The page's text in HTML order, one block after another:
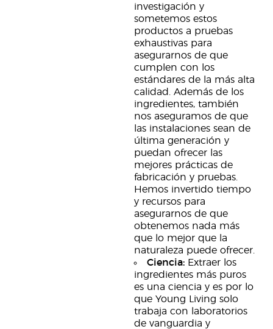
investigación y
sometemos estos
productos a pruebas
exhaustivas para
asegurarnos de que
cumplen con los
estándares de la más alta
calidad. Además de los
ingredientes, también
nos aseguramos de que
las instalaciones sean de
última generación y
puedan ofrecer las
mejores prácticas de
fabricación y pruebas.
Hemos invertido tiempo
y recursos para
asegurarnos de que
obtenemos nada más
que lo mejor que la
naturaleza puede ofrecer.
Ciencia: Extraer los
ingredientes más puros
es una ciencia y es por lo
que Young Living solo
trabaja con laboratorios
de vanguardia y